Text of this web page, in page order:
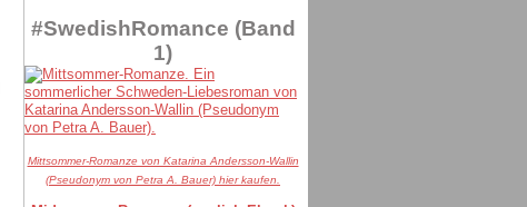
#SwedishRomance (Band
1)
Mittsommer-Romanze von Katarina Andersson-Wallin
(Pseudonym von Petra A. Bauer) hier kaufen.